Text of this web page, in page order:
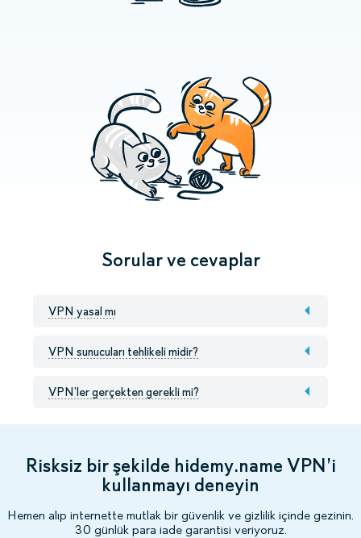
Sorular ve cevaplar
VPN yasal mı
VPN sunucuları tehlikeli midir?
VPN’ler gerçekten gerekli mi?
Risksiz bir şekilde hidemy.name VPN’i
kullanmayı deneyin
Hemen alıp internette mutlak bir güvenlik ve gizlilik içinde gezinin.
30 günlük para iade garantisi veriyoruz.